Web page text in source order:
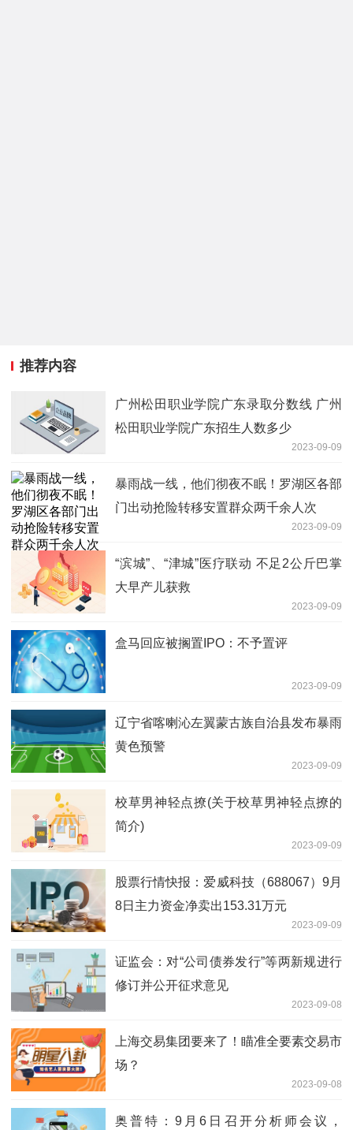
推荐内容
广州松田职业学院广东录取分数线 广州
松田职业学院广东招生人数多少
2023-09-09
暴雨战一线，他们彻夜不眠！罗湖区各部
门出动抢险转移安置群众两千余人次
2023-09-09
“滨城”、“津城”医疗联动 不足2公斤巴掌
大早产儿获救
2023-09-09
盒马回应被搁置IPO：不予置评
2023-09-09
辽宁省喀喇沁左翼蒙古族自治县发布暴雨
黄色预警
2023-09-09
校草男神轻点撩(关于校草男神轻点撩的
简介)
2023-09-09
股票行情快报：爱威科技（688067）9月
8日主力资金净卖出153.31万元
2023-09-09
证监会：对“公司债券发行”等两新规进行
修订并公开征求意见
2023-09-08
上海交易集团要来了！瞄准全要素交易市
场？
2023-09-08
奥普特：9月6日召开分析师会议，